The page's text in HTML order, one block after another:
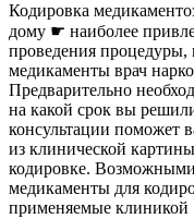
Кодировка
дому ☛ наиболее
проведения процедуры,
медикаменты врач
Предварительно
на какой срок вы
консультации поможет
из клинической
кодировке.
медикаменты для
применяемые